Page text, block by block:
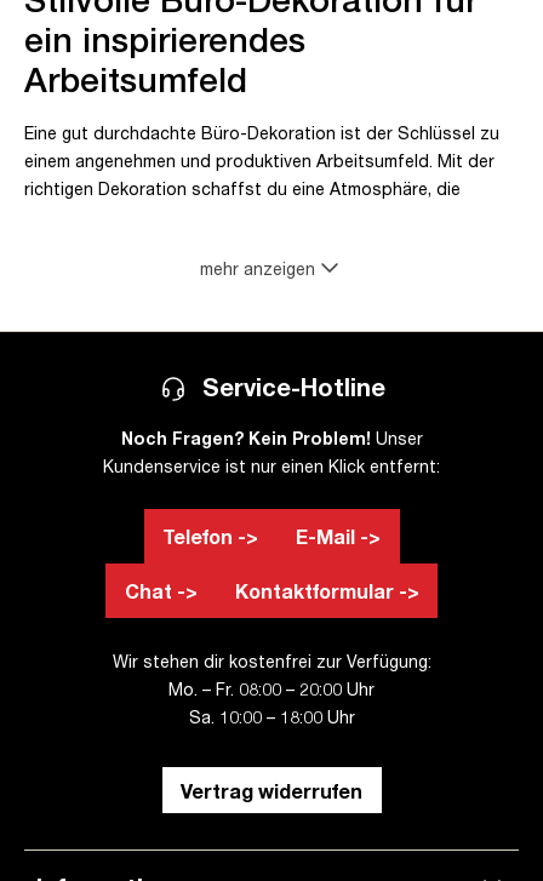
ein inspirierendes
Arbeitsumfeld
Eine gut durchdachte Büro-Dekoration ist der Schlüssel zu
einem angenehmen und produktiven Arbeitsumfeld. Mit der
richtigen Dekoration schaffst du eine Atmosphäre, die
Dekorationsartikeln, die dein Büro oder Homeoffice
ansprechenden Arbeitsplatz zu gestalten.
Dekorative Akzente für dein
findest du die passenden Dekorationsartikel. Von eleganten
Pflanzen und stilvollen Schreibtisch-Accessoires – unsere
Arbeitsplatzes abgestimmt und setzen gezielt Akzente.
Ordnung und Organisation mit
effizientes Arbeiten. Unsere dekorativen
mehr anzeigen
Service-Hotline
Noch Fragen? Kein Problem! Unser
Kundenservice ist nur einen Klick entfernt:
Telefon -> E-Mail ->
Chat -> Kontaktformular ->
Wir stehen dir kostenfrei zur Verfügung:
Mo. – Fr. 08:00 – 20:00 Uhr
Sa. 10:00 – 18:00 Uhr
Vertrag widerrufen